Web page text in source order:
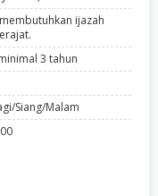
ijazah
3 tahun
Siang/Malam